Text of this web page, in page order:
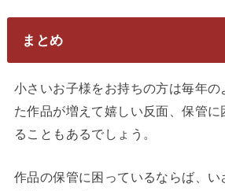
まとめ
小さいお子様をお持ちの方は毎年の
た作品が増えて嬉しい反面、保管
ることもあるでしょう。
作品の保管に困っているならば、